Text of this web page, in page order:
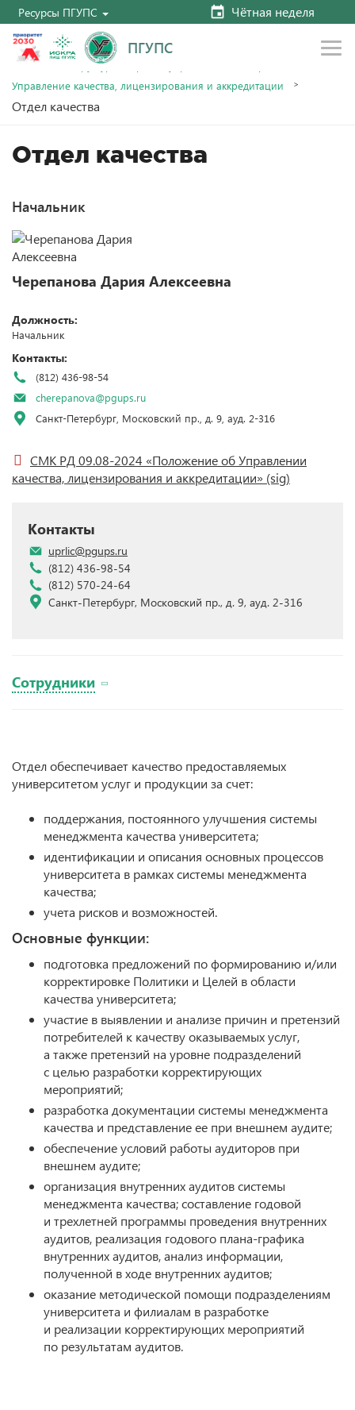
Ресурсы ПГУПС Чётная неделя
ПГУПС
Главная Структура и органы управления
Управление качества, лицензирования и аккредитации
Отдел качества
Отдел качества
Начальник
Черепанова Дария Алексеевна
Должность:
Начальник
Контакты:
(812) 436-98-54
cherepanova@pgups.ru
Санкт-Петербург, Московский пр., д. 9, ауд. 2-316
СМК РД 09.08-2024 «Положение об Управлении
качества, лицензирования и аккредитации» (sig)
Контакты
uprlic@pgups.ru
(812) 436-98-54
(812) 570-24-64
Санкт-Петербург, Московский пр., д. 9, ауд. 2-316
Сотрудники
Отдел обеспечивает качество предоставляемых
университетом услуг и продукции за счет:
поддержания, постоянного улучшения системы
менеджмента качества университета;
идентификации и описания основных процессов
университета в рамках системы менеджмента
качества;
учета рисков и возможностей.
Основные функции:
подготовка предложений по формированию и/или
корректировке Политики и Целей в области
качества университета;
участие в выявлении и анализе причин и претензий
потребителей к качеству оказываемых услуг,
а также претензий на уровне подразделений
с целью разработки корректирующих
мероприятий;
разработка документации системы менеджмента
качества и представление ее при внешнем аудите;
обеспечение условий работы аудиторов при
внешнем аудите;
организация внутренних аудитов системы
менеджмента качества; составление годовой
и трехлетней программы проведения внутренних
аудитов, реализация годового плана-графика
внутренних аудитов, анализ информации,
полученной в ходе внутренних аудитов;
оказание методической помощи подразделениям
университета и филиалам в разработке
и реализации корректирующих мероприятий
по результатам аудитов.